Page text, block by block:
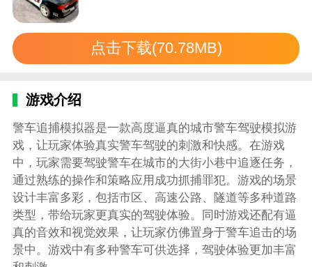
点击下载(70.78MB)
游戏介绍
警车追捕模拟器是一款高度逼真的城市警车驾驶模拟游
戏，让玩家体验真实警车驾驶的刺激和快感。在游戏
中，玩家需要驾驶警车在城市的大街小巷中追逐任务，
通过熟练的操作和策略应用成功抓捕罪犯。游戏的场景
设计丰富多彩，包括市区、高速公路、隧道等多种道路
类型，带给玩家更真实的驾驶体验。同时游戏还配有逼
真的音效和视觉效果，让玩家仿佛置身于警车追击的场
景中。游戏中有多种警车可供选择，驾驶体验更加丰富